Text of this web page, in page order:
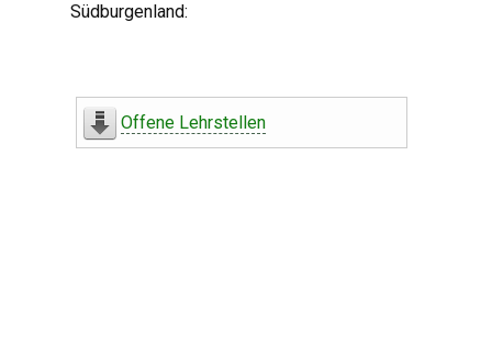
Südburgenland:
Offene Lehrstellen